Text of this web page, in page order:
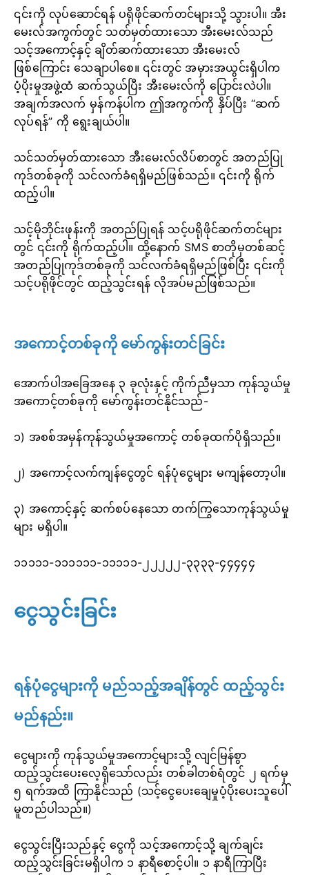
၎င်းကို လုပ်ဆောင်ရန် ပရိုဖိုင်ဆက်တင်များသို့ သွားပါ။ အီး
မေးလ်အကွက်တွင် သတ်မှတ်ထားသော အီးမေးလ်သည်
သင့်အကောင့်နှင့် ချိတ်ဆက်ထားသော အီးမေးလ်
ဖြစ်ကြောင်း သေချာပါစေ။ ၎င်းတွင် အမှားအယွင်းရှိပါက
ပံ့ပိုးမှုအဖွဲ့ထံ ဆက်သွယ်ပြီး အီးမေးလ်ကို ပြောင်းလဲပါ။
အချက်အလက် မှန်ကန်ပါက ဤအကွက်ကို နှိပ်ပြီး “ဆက်
လုပ်ရန်” ကို ရွေးချယ်ပါ။
သင်သတ်မှတ်ထားသော အီးမေးလ်လိပ်စာတွင် အတည်ပြု
ကုဒ်တစ်ခုကို သင်လက်ခံရရှိမည်ဖြစ်သည်။ ၎င်းကို ရိုက်
ထည့်ပါ။
သင့်မိုဘိုင်းဖုန်းကို အတည်ပြုရန် သင့်ပရိုဖိုင်ဆက်တင်များ
တွင် ၎င်းကို ရိုက်ထည့်ပါ။ ထို့နောက် SMS စာတိုမှတစ်ဆင့်
အတည်ပြုကုဒ်တစ်ခုကို သင်လက်ခံရရှိမည်ဖြစ်ပြီး ၎င်းကို
သင့်ပရိုဖိုင်တွင် ထည့်သွင်းရန် လိုအပ်မည်ဖြစ်သည်။
အကောင့်တစ်ခုကို မော်ကွန်းတင်ခြင်း
အောက်ပါအခြေအနေ ၃ ခုလုံးနှင့် ကိုက်ညီမှသာ ကုန်သွယ်မှု
အကောင့်တစ်ခုကို မော်ကွန်းတင်နိုင်သည်-
၁) အစစ်အမှန်ကုန်သွယ်မှုအကောင့် တစ်ခုထက်ပိုရှိသည်။
၂) အကောင့်လက်ကျန်ငွေတွင် ရန်ပုံငွေများ မကျန်တော့ပါ။
၃) အကောင့်နှင့် ဆက်စပ်နေသော တက်ကြွသောကုန်သွယ်မှု
များ မရှိပါ။
၁၁၁၁၁-၁၁၁၁၁၁-၁၁၁၁၁-၂၂၂၂၂-၃၃၃၃-၄၄၄၄၄
ငွေသွင်းခြင်း
ရန်ပုံငွေများကို မည်သည့်အချိန်တွင် ထည့်သွင်း
မည်နည်း။
ငွေများကို ကုန်သွယ်မှုအကောင့်များသို့ လျင်မြန်စွာ
ထည့်သွင်းပေးလေ့ရှိသော်လည်း တစ်ခါတစ်ရံတွင် ၂ ရက်မှ
၅ ရက်အထိ ကြာနိုင်သည် (သင့်ငွေပေးချေမှုပံ့ပိုးပေးသူပေါ်
မူတည်ပါသည်။)
ငွေသွင်းပြီးသည်နှင့် ငွေကို သင့်အကောင့်သို့ ချက်ချင်း
ထည့်သွင်းခြင်းမရှိပါက ၁ နာရီစောင့်ပါ။ ၁ နာရီကြာပြီး